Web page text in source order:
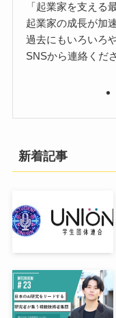
「起業家を支える
起業家の成長が加
過去にもいろいろ
SNSから連絡くだ
新着記事